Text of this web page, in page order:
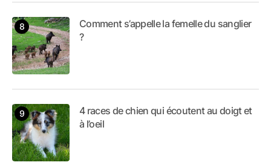
Comment s’appelle la femelle du sanglier
?
4 races de chien qui écoutent au doigt et
à l’oeil